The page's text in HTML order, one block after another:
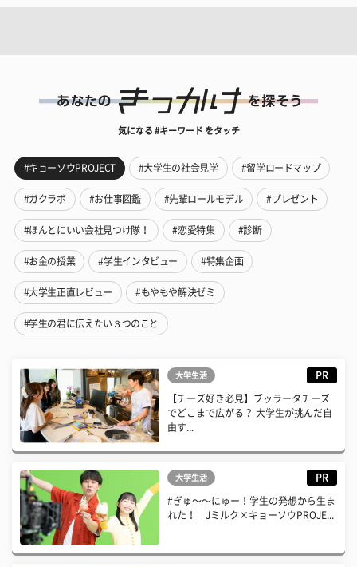
気になる #キーワード をタッチ
#キョーソウPROJECT #大学生の社会見学 #留学ロードマップ
#ガクラボ #お仕事図鑑 #先輩ロールモデル #プレゼント
#ほんとにいい会社見つけ隊！ #恋愛特集 #診断
#お金の授業 #学生インタビュー #特集企画
#大学生正直レビュー #もやもや解決ゼミ
#学生の君に伝えたい３つのこと
大学生活 PR
【チーズ好き必見】ブッラータチーズ
でどこまで広がる？ 大学生が挑んだ自
由す...
大学生活 PR
#ぎゅ〜〜にゅー！学生の発想から生ま
れた！ Jミルク×キョーソウPROJE...